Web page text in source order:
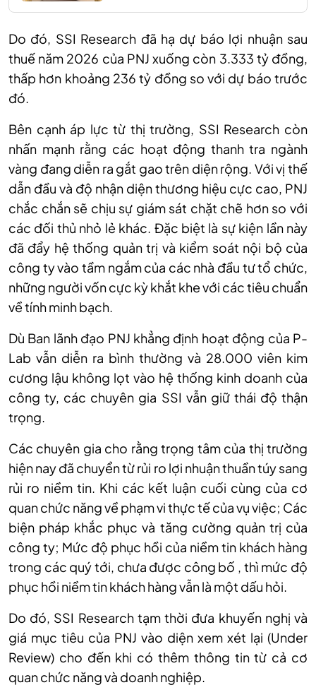
Do đó, SSI Research đã hạ dự báo lợi nhuận sau
thuế năm 2026 của PNJ xuống còn 3.333 tỷ đồng,
thấp hơn khoảng 236 tỷ đồng so với dự báo trước
đó.
Bên cạnh áp lực từ thị trường, SSI Research còn
nhấn mạnh rằng các hoạt động thanh tra ngành
vàng đang diễn ra gắt gao trên diện rộng. Với vị thế
dẫn đầu và độ nhận diện thương hiệu cực cao, PNJ
chắc chắn sẽ chịu sự giám sát chặt chẽ hơn so với
các đối thủ nhỏ lẻ khác. Đặc biệt là sự kiện lần này
đã đẩy hệ thống quản trị và kiểm soát nội bộ của
công ty vào tầm ngắm của các nhà đầu tư tổ chức,
những người vốn cực kỳ khắt khe với các tiêu chuẩn
về tính minh bạch.
Dù Ban lãnh đạo PNJ khẳng định hoạt động của P-
Lab vẫn diễn ra bình thường và 28.000 viên kim
cương lậu không lọt vào hệ thống kinh doanh của
công ty, các chuyên gia SSI vẫn giữ thái độ thận
trọng.
Các chuyên gia cho rằng trọng tâm của thị trường
hiện nay đã chuyển từ rủi ro lợi nhuận thuần túy sang
rủi ro niềm tin. Khi các kết luận cuối cùng của cơ
quan chức năng về phạm vi thực tế của vụ việc; Các
biện pháp khắc phục và tăng cường quản trị của
công ty; Mức độ phục hồi của niềm tin khách hàng
trong các quý tới, chưa được công bố , thì mức độ
phục hồi niềm tin khách hàng vẫn là một dấu hỏi.
Do đó, SSI Research tạm thời đưa khuyến nghị và
giá mục tiêu của PNJ vào diện xem xét lại (Under
Review) cho đến khi có thêm thông tin từ cả cơ
quan chức năng và doanh nghiệp.